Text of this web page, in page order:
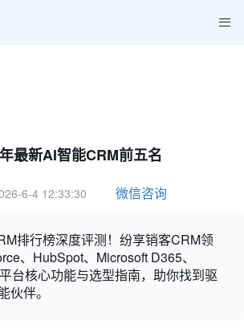
最新AI智能CRM前五名
6-4 12:33:30 微信咨询
排行榜深度评测！纷享销客CRM领
、HubSpot、Microsoft D365、
台核心功能与选型指南，助你找到驱
伙伴。